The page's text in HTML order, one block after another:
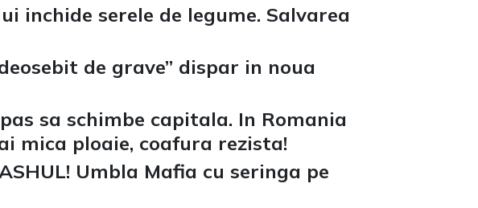
inchide serele de legume. Salvarea
de grave” dispar in noua
sa schimbe capitala. In Romania
mica ploaie, coafura rezista!
Umbla Mafia cu seringa pe